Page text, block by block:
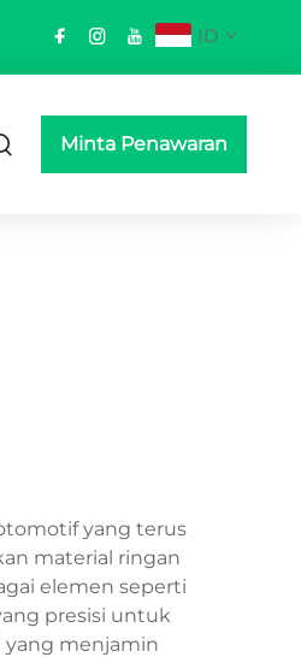
ID
Minta Penawaran
yang terus
material ringan
elemen seperti
presisi untuk
menjamin